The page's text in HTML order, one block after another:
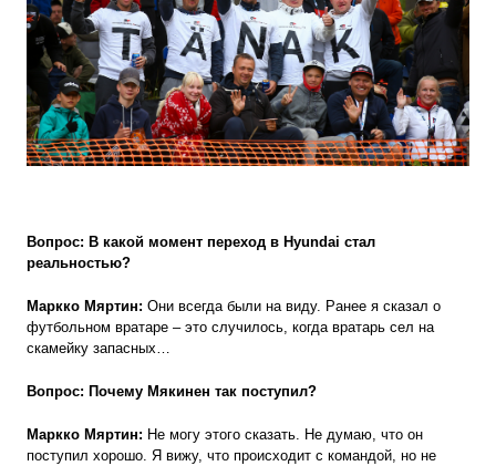
Вопрос: В какой момент переход в Hyundai стал
реальностью?
Маркко Мяртин: Они всегда были на виду. Ранее я сказал о
футбольном вратаре – это случилось, когда вратарь сел на
скамейку запасных…
Вопрос: Почему Мякинен так поступил?
Маркко Мяртин: Не могу этого сказать. Не думаю, что он
поступил хорошо. Я вижу, что происходит с командой, но не